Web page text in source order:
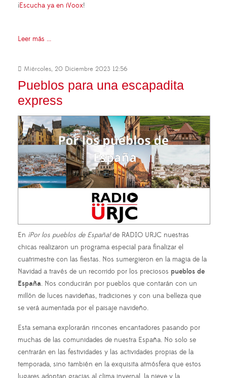
¡Escucha ya en iVoox!
Leer más ...
Miércoles, 20 Diciembre 2023 12:56
Pueblos para una escapadita
express
En ¡Por los pueblos de España!de RADIO URJC nuestras
chicas realizaron un programa especial para finalizar el
cuatrimestre con las fiestas. Nos sumergieron en la magia de la
Navidad a través de un recorrido por los preciosos pueblos de
España. Nos conducirán por pueblos que contarán con un
millón de luces navideñas, tradiciones y con una belleza que
se verá aumentada por el paisaje navideño.
Esta semana explorarán rincones encantadores pasando por
muchas de las comunidades de nuestra España. No solo se
centrarán en las festividades y las actividades propias de la
temporada, sino también en la exquisita atmósfera que estos